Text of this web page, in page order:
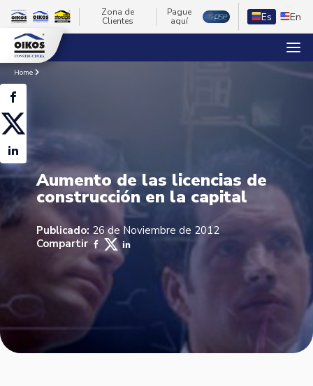
Zona de
Clientes
Pague
aquí
Es En
Home
Aumento de las licencias de
construcción en la capital
Publicado: 26 de Noviembre de 2012
Compartir